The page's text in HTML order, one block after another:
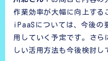
作業効率が大幅に向上する
iPaaSについては、今後の
用していく予定です。さら
しい活用方法も今後検討し